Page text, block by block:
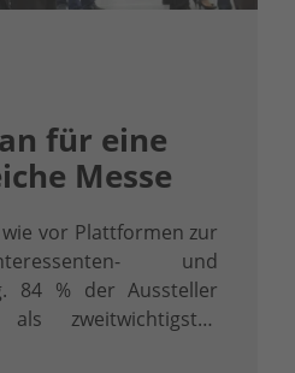
für eine
Messe
vor Plattformen zur
und
84 % der Aussteller
zweitwichtigstes